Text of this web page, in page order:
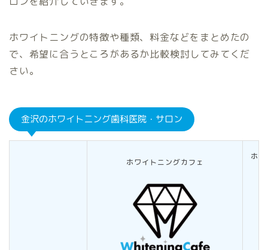
ホワイトニングの特徴や種類、料金などをまとめたの
で、希望に合うところがあるか比較検討してみてくだ
さい。
金沢のホワイトニング歯科医院・サロン
ホワイトニングカフェ
ホ